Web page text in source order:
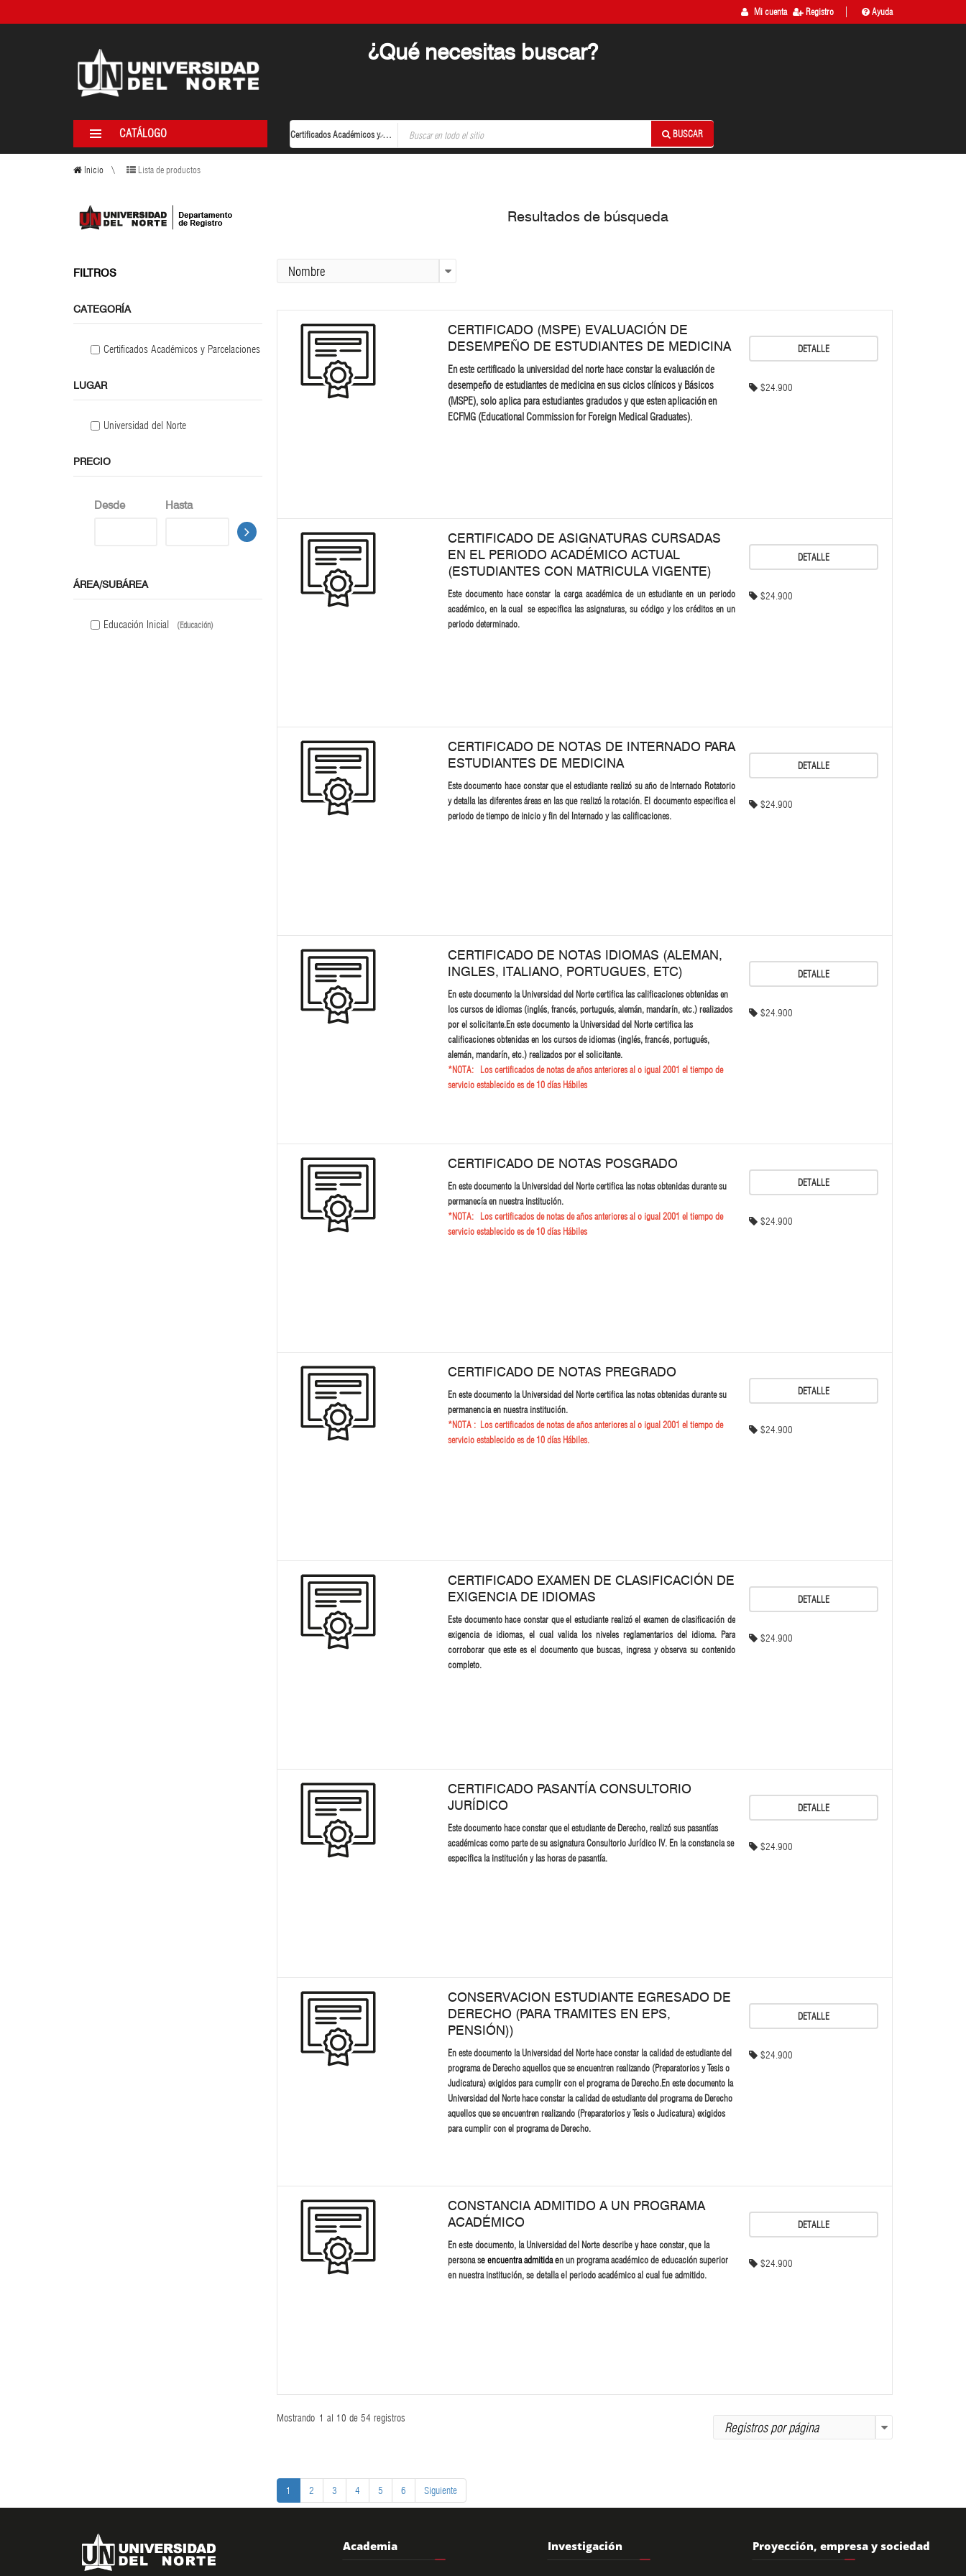
Mi cuenta Registro Ayuda
¿Qué necesitas buscar?
CATÁLOGO Certificados Académicos y Parcelaciones BUSCAR
Inicio Lista de productos
Resultados de búsqueda
CERTIFICADO (MSPE) EVALUACIÓN DE
DESEMPEÑO DE ESTUDIANTES DE MEDICINA
En este certificado la universidad del norte hace constar la evaluación de
desempeño de estudiantes de medicina en sus ciclos clínicos y Básicos
(MSPE), solo aplica para estudiantes gradudos y que esten aplicación en
ECFMG (Educational Commission for Foreign Medical Graduates).
DETALLE
$24.900
CERTIFICADO DE ASIGNATURAS CURSADAS
EN EL PERIODO ACADÉMICO ACTUAL
(ESTUDIANTES CON MATRICULA VIGENTE)
Este documento hace constar la carga académica de un estudiante en un periodo
académico, en la cual se especifica las asignaturas, su código y los créditos en un
periodo determinado.
DETALLE
$24.900
CERTIFICADO DE NOTAS DE INTERNADO PARA
ESTUDIANTES DE MEDICINA
Este documento hace constar que el estudiante realizó su año de Internado Rotatorio
y detalla las diferentes áreas en las que realizó la rotación. El documento especifica el
periodo de tiempo de inicio y fin del Internado y las calificaciones.
DETALLE
$24.900
CERTIFICADO DE NOTAS IDIOMAS (ALEMAN,
INGLES, ITALIANO, PORTUGUES, ETC)
En este documento la Universidad del Norte certifica las calificaciones obtenidas en
los cursos de idiomas (inglés, francés, portugués, alemán, mandarín, etc.) realizados
por el solicitante.En este documento la Universidad del Norte certifica las
calificaciones obtenidas en los cursos de idiomas (inglés, francés, portugués,
alemán, mandarín, etc.) realizados por el solicitante.
*NOTA: Los certificados de notas de años anteriores al o igual 2001 el tiempo de
servicio establecido es de 10 días Hábiles
DETALLE
$24.900
CERTIFICADO DE NOTAS POSGRADO
En este documento la Universidad del Norte certifica las notas obtenidas durante su
permanecía en nuestra institución.
*NOTA: Los certificados de notas de años anteriores al o igual 2001 el tiempo de
servicio establecido es de 10 días Hábiles
DETALLE
$24.900
CERTIFICADO DE NOTAS PREGRADO
En este documento la Universidad del Norte certifica las notas obtenidas durante su
permanencia en nuestra institución.
*NOTA : Los certificados de notas de años anteriores al o igual 2001 el tiempo de
servicio establecido es de 10 días Hábiles.
DETALLE
$24.900
CERTIFICADO EXAMEN DE CLASIFICACIÓN DE
EXIGENCIA DE IDIOMAS
Este documento hace constar que el estudiante realizó el examen de clasificación de
exigencia de idiomas, el cual valida los niveles reglamentarios del idioma. Para
corroborar que este es el documento que buscas, ingresa y observa su contenido
completo.
DETALLE
$24.900
CERTIFICADO PASANTÍA CONSULTORIO
JURÍDICO
Este documento hace constar que el estudiante de Derecho, realizó sus pasantías
académicas como parte de su asignatura Consultorio Jurídico IV. En la constancia se
especifica la institución y las horas de pasantía.
DETALLE
$24.900
CONSERVACION ESTUDIANTE EGRESADO DE
DERECHO (PARA TRAMITES EN EPS,
PENSIÓN))
En este documento la Universidad del Norte hace constar la calidad de estudiante del
programa de Derecho aquellos que se encuentren realizando (Preparatorios y Tesis o
Judicatura) exigidos para cumplir con el programa de Derecho.En este documento la
Universidad del Norte hace constar la calidad de estudiante del programa de Derecho
aquellos que se encuentren realizando (Preparatorios y Tesis o Judicatura) exigidos
para cumplir con el programa de Derecho.
DETALLE
$24.900
CONSTANCIA ADMITIDO A UN PROGRAMA
ACADÉMICO
En este documento, la Universidad del Norte describe y hace constar, que la
persona seencuentra admitida en un programa académico de educación superior
en nuestra institución, se detalla el periodo académico al cual fue admitido.
DETALLE
$24.900
Mostrando 1 al 10 de 54 registros
1 2 3 4 5 6 Siguiente
FILTROS
CATEGORÍA
Certificados Académicos y Parcelaciones
LUGAR
Universidad del Norte
PRECIO
Desde Hasta
ÁREA/SUBÁREA
Educación Inicial (Educación)